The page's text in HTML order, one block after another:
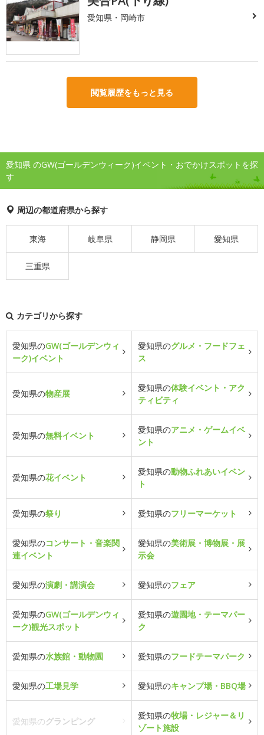
愛知県・岡崎市
閲覧履歴をもっと見る
愛知県 のGW(ゴールデンウィーク)イベント・おでかけスポットを探
す
周辺の都道府県から探す
東海 岐阜県 静岡県 愛知県
三重県
カテゴリから探す
愛知県のGW(ゴールデンウィ
ーク)イベント
愛知県のグルメ・フードフェ
ス
愛知県の物産展
愛知県の体験イベント・アク
ティビティ
愛知県の無料イベント
愛知県のアニメ・ゲームイベ
ント
愛知県の花イベント
愛知県の動物ふれあいイベン
ト
愛知県の祭り 愛知県のフリーマーケット
愛知県のコンサート・音楽関
連イベント
愛知県の美術展・博物展・展
示会
愛知県の演劇・講演会 愛知県のフェア
愛知県のGW(ゴールデンウィ
ーク)観光スポット
愛知県の遊園地・テーマパー
ク
愛知県の水族館・動物園 愛知県のフードテーマパーク
愛知県の工場見学 愛知県のキャンプ場・BBQ場
愛知県のグランピング
愛知県の牧場・レジャー＆リ
ゾート施設